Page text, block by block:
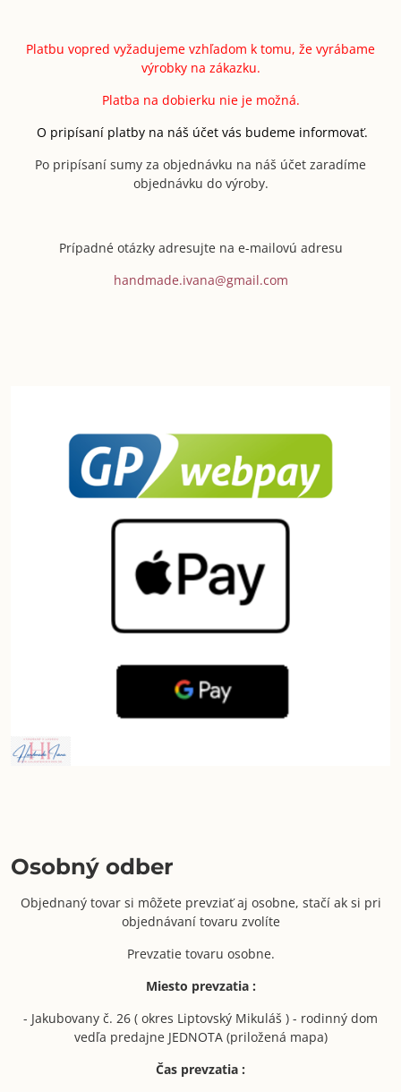
Platbu vopred vyžadujeme vzhľadom k tomu, že vyrábame
výrobky na zákazku.
Platba na dobierku nie je možná.
O pripísaní platby na náš účet vás budeme informovať.
Po pripísaní sumy za objednávku na náš účet zaradíme
objednávku do výroby.
Prípadné otázky adresujte na e-mailovú adresu
handmade.ivana@gmail.com
Osobný odber
Objednaný tovar si môžete prevziať aj osobne, stačí ak si pri
objednávaní tovaru zvolíte
Prevzatie tovaru osobne.
Miesto prevzatia :
- Jakubovany č. 26 ( okres Liptovský Mikuláš ) - rodinný dom
vedľa predajne JEDNOTA (priložená mapa)
Čas prevzatia :